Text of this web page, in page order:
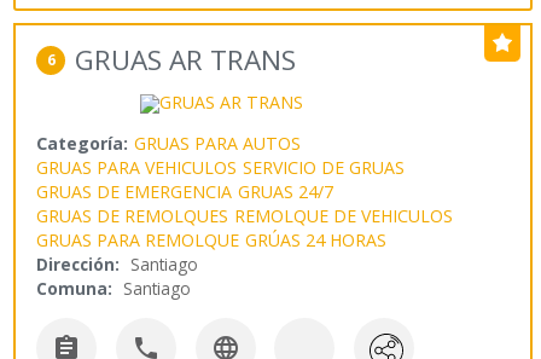
6 GRUAS AR TRANS
Categoría: GRUAS PARA AUTOS
GRUAS PARA VEHICULOS SERVICIO DE GRUAS
GRUAS DE EMERGENCIA GRUAS 24/7
GRUAS DE REMOLQUES REMOLQUE DE VEHICULOS
GRUAS PARA REMOLQUE GRÚAS 24 HORAS
Dirección: Santiago
Comuna: Santiago
  